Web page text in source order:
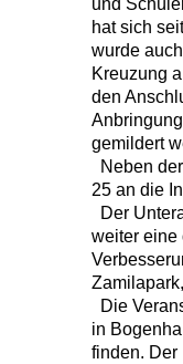
hat sich
wurde
Kreuzung
den
gemildert
Neben
25 an die
Der
weiter eine
Die
in
finden. Der